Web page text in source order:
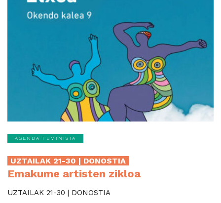
AGENDA FEMINISTA
UZTAILAK 21-30 | DONOSTIA
Emakume artisten zikloa
UZTAILAK 21-30 | DONOSTIA